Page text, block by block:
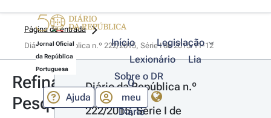
Jornal Oficial
da República
Portuguesa
Início
Legislação
Lexionário
Lia
Sobre o DR
Ajuda
O
meu
Diário
Página de entrada
Diário da República n.º 222/2015, Série I de 2015-11-12
Refinar
Pesquisa
Diário da República n.º
222/2015, Série I de